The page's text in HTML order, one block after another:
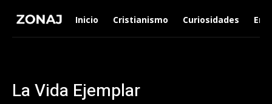
Inicio Cristianismo Curiosidades
La Vida Ejemplar